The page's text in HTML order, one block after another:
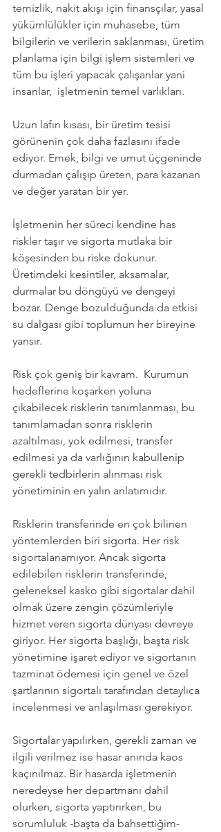
temizlik, nakit akışı için finansçılar, yasal
yükümlülükler için muhasebe, tüm
bilgilerin ve verilerin saklanması, üretim
planlama için bilgi işlem sistemleri ve
tüm bu işleri yapacak çalışanlar yani
insanlar,  işletmenin temel varlıkları.
Uzun lafın kısası, bir üretim tesisi
görünenin çok daha fazlasını ifade
ediyor. Emek, bilgi ve umut üçgeninde
durmadan çalışıp üreten, para kazanan
ve değer yaratan bir yer.
İşletmenin her süreci kendine has
riskler taşır ve sigorta mutlaka bir
köşesinden bu riske dokunur.
Üretimdeki kesintiler, aksamalar,
durmalar bu döngüyü ve dengeyi
bozar. Denge bozulduğunda da etkisi
su dalgası gibi toplumun her bireyine
yansır.
Risk çok geniş bir kavram.  Kurumun
hedeflerine koşarken yoluna
çıkabilecek risklerin tanımlanması, bu
tanımlamadan sonra risklerin
azaltılması, yok edilmesi, transfer
edilmesi ya da varlığının kabullenip
gerekli tedbirlerin alınması risk
yönetiminin en yalın anlatımıdır.
Risklerin transferinde en çok bilinen
yöntemlerden biri sigorta. Her risk
sigortalanamıyor. Ancak sigorta
edilebilen risklerin transferinde,
geleneksel kasko gibi sigortalar dahil
olmak üzere zengin çözümleriyle
hizmet veren sigorta dünyası devreye
giriyor. Her sigorta başlığı, başta risk
yönetimine işaret ediyor ve sigortanın
tazminat ödemesi için genel ve özel
şartlarının sigortalı tarafından detaylıca
incelenmesi ve anlaşılması gerekiyor.
Sigortalar yapılırken, gerekli zaman ve
ilgili verilmez ise hasar anında kaos
kaçınılmaz. Bir hasarda işletmenin
neredeyse her departmanı dahil
olurken, sigorta yaptırırken, bu
sorumluluk -başta da bahsettiğim-